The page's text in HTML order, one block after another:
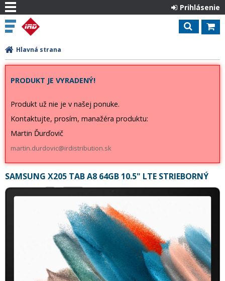
Prihlásenie
Hlavná strana
PRODUKT JE VYRADENÝ!
Produkt už nie je v našej ponuke.
Kontaktujte, prosím, manažéra produktu:
Martin Ďurďovič
martin.durdovic@irdistribution.sk
SAMSUNG X205 TAB A8 64GB 10.5" LTE STRIEBORNÝ